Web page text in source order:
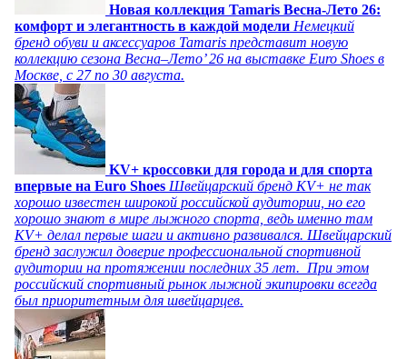
Новая коллекция Tamaris Весна-Лето 26:
комфорт и элегантность в каждой модели Немецкий
бренд обуви и аксессуаров Tamaris представит новую
коллекцию сезона Весна–Лето’ 26 на выставке Euro Shoes в
Москве, с 27 по 30 августа.
KV+ кроссовки для города и для спорта
впервые на Euro Shoes Швейцарский бренд KV+ не так
хорошо известен широкой российской аудитории, но его
хорошо знают в мире лыжного спорта, ведь именно там
KV+ делал первые шаги и активно развивался. Швейцарский
бренд заслужил доверие профессиональной спортивной
аудитории на протяжении последних 35 лет. При этом
российский спортивный рынок лыжной экипировки всегда
был приоритетным для швейцарцев.